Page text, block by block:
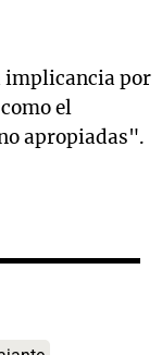
implicancia por
el
apropiadas".